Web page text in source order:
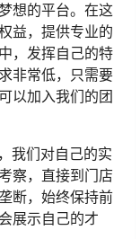
想的平台。在这
益，提供专业的
，发挥自己的特
非常低，只需要
以加入我们的团
我们对自己的实
察，直接到门店
断，始终保持前
展示自己的才